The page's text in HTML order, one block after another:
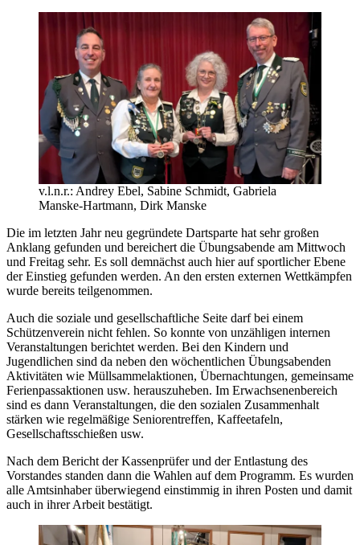
v.l.n.r.: Andrey Ebel, Sabine Schmidt, Gabriela
Manske-Hartmann, Dirk Manske
Die im letzten Jahr neu gegründete Dartsparte hat sehr großen
Anklang gefunden und bereichert die Übungsabende am Mittwoch
und Freitag sehr. Es soll demnächst auch hier auf sportlicher Ebene
der Einstieg gefunden werden. An den ersten externen Wettkämpfen
wurde bereits teilgenommen.
Auch die soziale und gesellschaftliche Seite darf bei einem
Schützenverein nicht fehlen. So konnte von unzähligen internen
Veranstaltungen berichtet werden. Bei den Kindern und
Jugendlichen sind da neben den wöchentlichen Übungsabenden
Aktivitäten wie Müllsammelaktionen, Übernachtungen, gemeinsame
Ferienpassaktionen usw. herauszuheben. Im Erwachsenenbereich
sind es dann Veranstaltungen, die den sozialen Zusammenhalt
stärken wie regelmäßige Seniorentreffen, Kaffeetafeln,
Gesellschaftsschießen usw.
Nach dem Bericht der Kassenprüfer und der Entlastung des
Vorstandes standen dann die Wahlen auf dem Programm. Es wurden
alle Amtsinhaber überwiegend einstimmig in ihren Posten und damit
auch in ihrer Arbeit bestätigt.